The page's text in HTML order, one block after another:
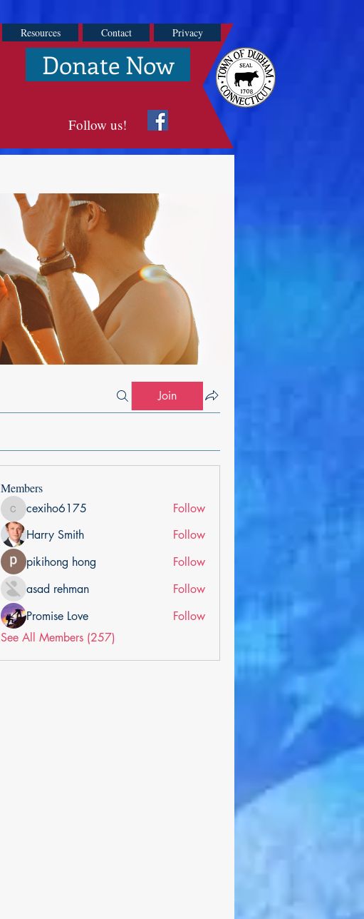
Resources Contact Privacy
Donate Now
Follow us!
Join
Members
cexiho6175
cexiho6175
Follow
Harry Smith
Follow
pikihong hong
Follow
asad rehman
Follow
Promise Love
Follow
See All Members (257)